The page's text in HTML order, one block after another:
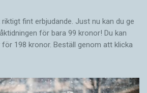
fint erbjudande. Just nu kan du ge
för bara 99 kronor! Du kan
198 kronor. Beställ genom att klicka